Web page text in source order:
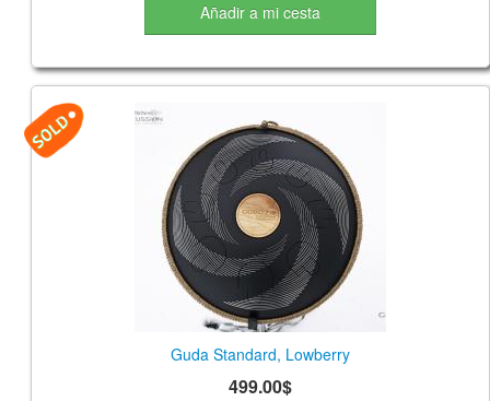
Añadir a mi cesta
Guda Standard, Lowberry
499.00$